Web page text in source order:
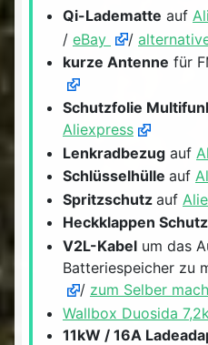
Qi-Ladematte auf
/ eBay /
kurze Antenne für
Schutzfolie
Aliexpress
Lenkradbezug auf
Schlüsselhülle auf
Spritzschutz auf
Heckklappen
V2L-Kabel um das
Batteriespeicher zu
/ zum Selber
Wallbox Duosida
11kW / 16A